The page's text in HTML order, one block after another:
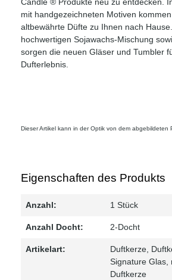
Candle ® Produkte neu zu entdecken.
mit handgezeichneten Motiven
altbewährte Düfte zu Ihnen nach
hochwertigen Sojawachs-Mischung
sorgen die neuen Gläser und Tumbler
Dufterlebnis.
Dieser Artikel kann in der Optik von dem abgebildeten
Eigenschaften des Produkts
Anzahl: 1 Stück
Anzahl Docht: 2-Docht
Artikelart: Duftkerze,
Signature Glas,
Duftkerze